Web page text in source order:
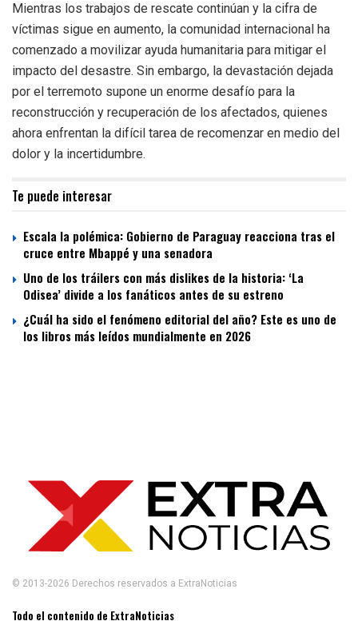
Mientras los trabajos de rescate continúan y la cifra de
víctimas sigue en aumento, la comunidad internacional ha
comenzado a movilizar ayuda humanitaria para mitigar el
impacto del desastre. Sin embargo, la devastación dejada
por el terremoto supone un enorme desafío para la
reconstrucción y recuperación de los afectados, quienes
ahora enfrentan la difícil tarea de recomenzar en medio del
dolor y la incertidumbre.
Te puede interesar
Escala la polémica: Gobierno de Paraguay reacciona tras el
cruce entre Mbappé y una senadora
Uno de los tráilers con más dislikes de la historia: ‘La
Odisea’ divide a los fanáticos antes de su estreno
¿Cuál ha sido el fenómeno editorial del año? Este es uno de
los libros más leídos mundialmente en 2026
© 2013-2026 Derechos reservados a ExtraNoticias
Todo el contenido de ExtraNoticias